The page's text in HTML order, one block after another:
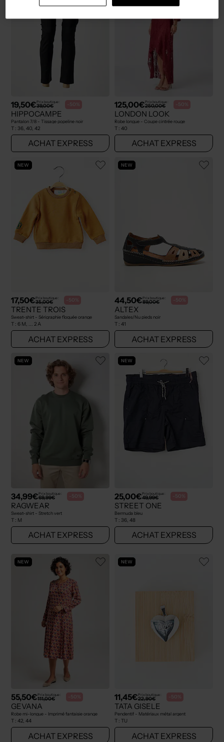
19,50€Prix boutique :
39,00€ -50%
HIPPOCAMPE
Pantalon 7/8 - Tissage popeline noir
T : 36, 40, 42
ACHAT EXPRESS
125,00€Prix boutique :
250,00€ -50%
LONDON LOOK
Robe longue - Coupe cintrée rouge
T : 40
ACHAT EXPRESS
NEW
17,50€Prix boutique :
35,00€ -50%
TRENTE TROIS
Sweat-shirt - Sérigraphie floquée orange
T : 6 M, ... 2 A
ACHAT EXPRESS
NEW
44,50€Prix boutique :
89,00€ -50%
ALTEX
Sandales/Nu pieds noir
T : 41
ACHAT EXPRESS
NEW
34,99€Prix boutique :
69,99€ -50%
RAGWEAR
Sweat-shirt - Stretch vert
T : M
ACHAT EXPRESS
NEW
25,00€Prix boutique :
49,99€ -50%
STREET ONE
Bermuda bleu
T : 36, 48
ACHAT EXPRESS
NEW
55,50€Prix boutique :
111,00€ -50%
GEVANA
Robe mi-longue - Imprimé fantaisie orange
T : 42, 44
ACHAT EXPRESS
NEW
11,45€Prix boutique :
22,90€ -50%
TATA GISELE
Pendentif - Matériaux métal argent
T : TU
ACHAT EXPRESS